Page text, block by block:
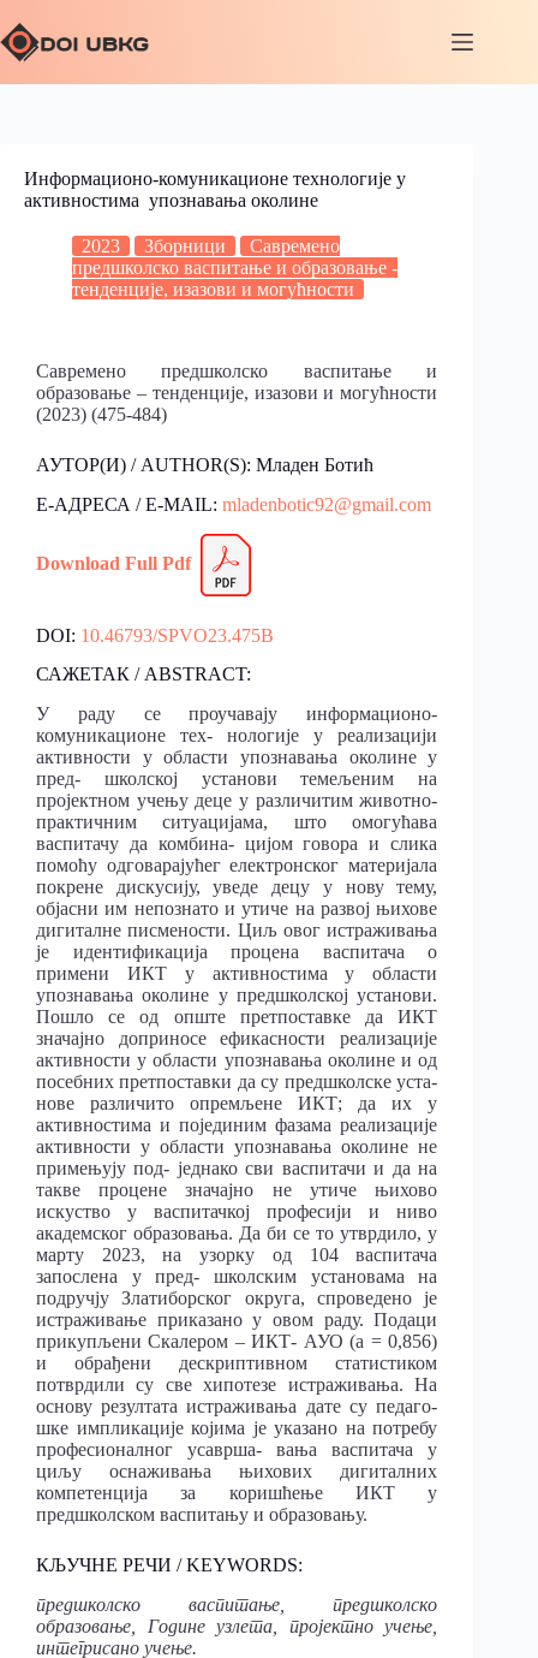
Информационо-комуникационе технологије у
активностима упознавања околине
2023 Зборници
Савремено
предшколско васпитање и образовање -
тенденције, изазови и могућности
Савремено предшколско васпитање и
образовање – тенденције, изазови и могућности
(2023) (475-484)
АУТОР(И) / AUTHOR(S): Младен Ботић
Е-АДРЕСА / E-MAIL: mladenbotic92@gmail.com
Download Full Pdf
DOI: 10.46793/SPVO23.475B
САЖЕТАК / ABSTRACT:
У раду се проучавају информационо-
комуникационе тех- нологије у реализацији
активности у области упознавања околине у
пред- школској установи темељеним на
пројектном учењу деце у различитим животно-
практичним ситуацијама, што омогућава
васпитачу да комбина- цијом говора и слика
помоћу одговарајућег електронског матeријала
покрене дискусију, уведе децу у нову тему,
објасни им непознато и утиче на развој њихове
дигиталне писмености. Циљ овог истраживања
је идентификација процена васпитача о
примени ИКТ у активностима у области
упознавања околине у предшколској установи.
Пошло се од опште претпоставке да ИКТ
значајно доприносе ефикасности реализације
активности у области упознавања околине и од
посебних претпоставки да су предшколске уста-
нове различито опремљене ИКТ; да их у
активностима и појединим фазама реализације
активности у области упознавања околине не
примењују под- једнако сви васпитачи и да на
такве процене значајно не утиче њихово
искуство у васпитачкој професији и ниво
академског образовања. Да би се то утврдило, у
марту 2023, на узорку од 104 васпитача
запослена у пред- школским установама на
подручју Златиборског округа, спроведено је
истраживање приказано у овом раду. Подаци
прикупљени Скалером – ИКТ- АУО (a = 0,856)
и обрађени дескриптивном статистиком
потврдили су све хипотезе истраживања. На
основу резултата истраживања дате су педаго-
шке импликације којима је указано на потребу
професионалног усаврша- вања васпитача у
циљу оснаживања њихових дигиталних
компетенција за коришћење ИКТ у
предшколском васпитању и образовању.
КЉУЧНЕ РЕЧИ / KEYWORDS:
предшколско васпитање, предшколско
образовање, Године узлета, пројектно учење,
интегрисано учење.